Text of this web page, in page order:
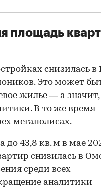
площадь
снизилась в
Это может
жилье — а значит,
В то же время
мегаполисах.
до 43,8 кв. м в мае
снизилась в
среди всех
аналитики